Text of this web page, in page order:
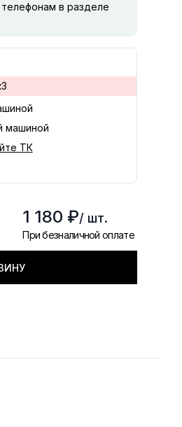
в разделе
машиной
ТК
1 180 ₽/ шт.
При безналичной оплате